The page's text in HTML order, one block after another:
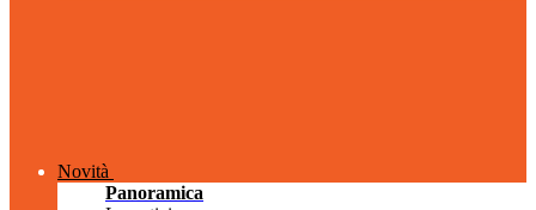
Novità
Panoramica